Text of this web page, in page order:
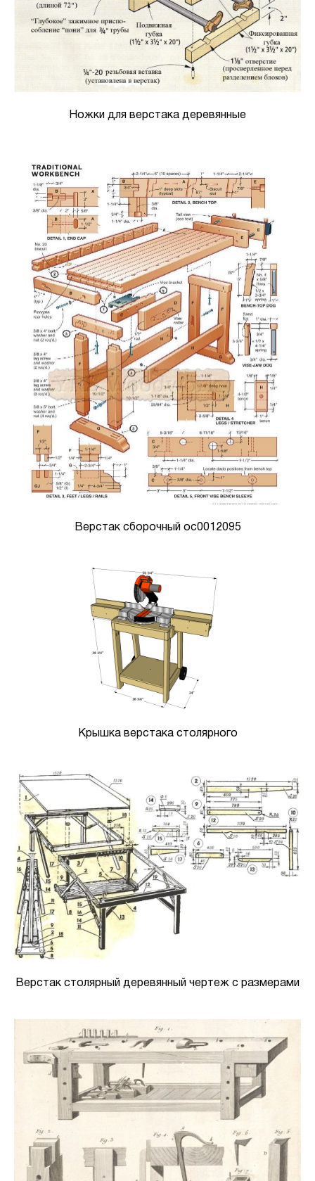
Ножки для верстака деревянные
Верстак сборочный ос0012095
Крышка верстака столярного
Верстак столярный деревянный чертеж с размерами